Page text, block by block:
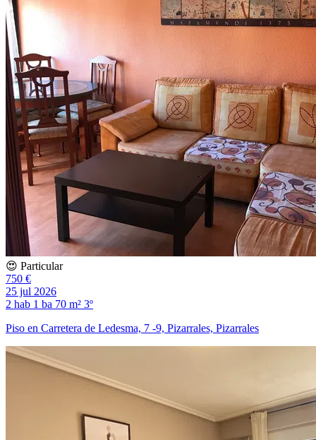
😍 Particular
750 €
25 jul 2026
2 hab 1 ba 70 m² 3º
Piso en Carretera de Ledesma, 7 -9, Pizarrales, Pizarrales